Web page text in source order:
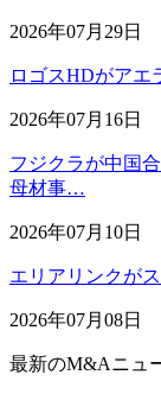
2026年07月29日
ロゴスHDがアエ
2026年07月16日
フジクラが中国
母材事…
2026年07月10日
エリアリンクが
2026年07月08日
最新のM&Aニュ